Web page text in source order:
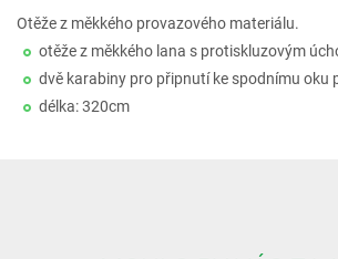
Otěže z měkkého provazového materiálu.
otěže z měkkého lana s protiskluzovým
dvě karabiny pro připnutí ke spodnímu oku
délka: 320cm